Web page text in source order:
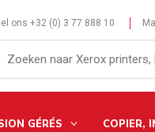
ons +32 (0) 3 77 888 10
GÉRÉS COPIER,